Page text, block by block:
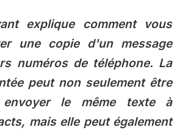
explique comment vous
une copie d'un message
numéros de téléphone. La
peut non seulement être
le même texte à
mais elle peut également